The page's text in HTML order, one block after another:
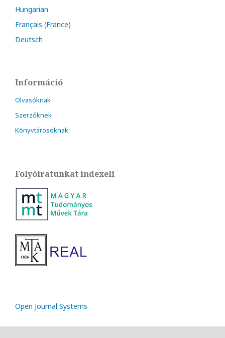
Hungarian
Français (France)
Deutsch
Információ
Olvasóknak
Szerzőknek
Könyvtárosoknak
Folyóiratunkat indexeli
Open Journal Systems